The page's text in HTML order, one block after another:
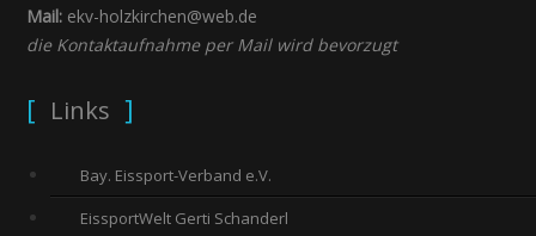
Mail:ekv-holzkirchen@web.de
die Kontaktaufnahme per Mail wird bevorzugt
Links
Bay. Eissport-Verband e.V.
EissportWelt Gerti Schanderl